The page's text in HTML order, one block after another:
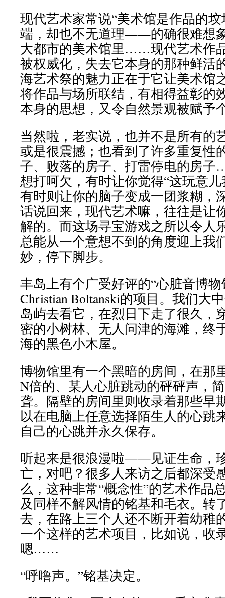
现代艺术家常说“美术馆是作品的
端，却也不无道理——的确很难想
大都市的美术馆里……现代艺术作
被权威化，失去它本身的那种鲜活
海艺术祭的魅力正在于它让美术馆
将作品与场所联结，有相得益彰的
本身的思想，又令自然景观被赋予
当然啦，老实说，也并不是所有的
或是很震撼；也看到了许多重复
子、败落的房子、打雷停电的房
想打呵欠，有时让你觉得“这玩意
有时则让你的脑子变成一团浆糊
话说回来，现代艺术嘛，往往是让
解的。而这场寻宝游戏之所以令人
总能从一个意想不到的角度迎上我
妙，停下脚步。
丰岛上有个广受好评的“心脏音博
Christian Boltanski的项目。我们大
岛屿去看它，在烈日下走了很久，
密的小树林、无人问津的海滩，终
海的黑色小木屋。
博物馆里有一个黑暗的房间，在那
N倍的、某人心脏跳动的砰砰声，
聋。隔壁的房间里则收录着那些早
以在电脑上任意选择陌生人的心跳
自己的心跳并永久保存。
听起来是很浪漫啦——见证生命，
亡，对吧？很多人来访之后都深受
么，这种非常“概念性”的艺术作品
及同样不解风情的铭基和毛衣。转
去，在路上三个人还不断开着幼稚
一个这样的艺术项目，比如说，
嗯……
“呼噜声。”铭基决定。